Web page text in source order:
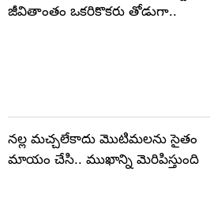
జీవితాంతం ఒకరికొకరు తోడుగా..
నల్ల మచ్చలేకాదు మొటిమలను సైతం
మాయం చేసి.. ముఖాన్ని మెరిపిస్తుంది